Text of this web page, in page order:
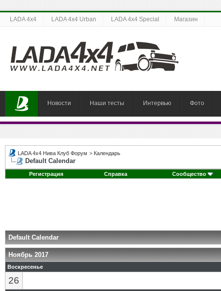
LADA 4x4 LADA 4x4 Urban LADA 4x4 Special Магазин
Новости Наши тесты Интервью Фото
LADA 4x4 Нива Клуб Форум > Календарь
Default Calendar
Регистрация Справка Сообщество
Default Calendar
Ноябрь 2017
Воскресенье
26